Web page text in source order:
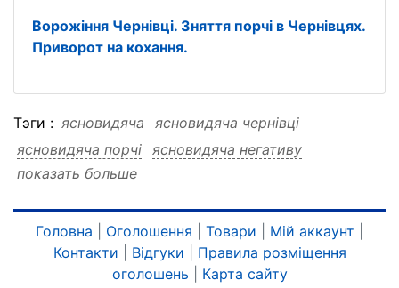
Ворожіння Чернівці. Зняття порчі в Чернівцях.
Приворот на кохання.
Тэги : ясновидяча
ясновидяча чернівці
ясновидяча порчі ясновидяча негативу
ясновидяча магія
ясновидяча ворожіння чернівці
ясновидяча ворожіння порчі
ясновидяча ворожіння негативу
показать больше
Головна Оголошення Товари Мій аккаунт
Контакти
Відгуки
Правила розміщення
оголошень
Карта сайту